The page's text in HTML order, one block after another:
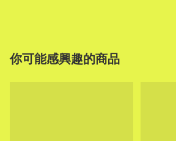
你可能感興趣的商品